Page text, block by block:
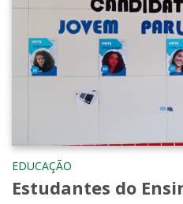
EDUCAÇÃO
Estudantes do